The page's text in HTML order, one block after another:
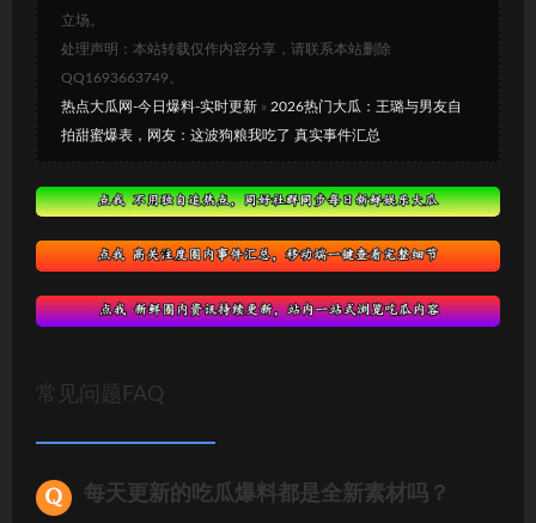
立场。
处理声明：本站转载仅作内容分享，请联系本站删除
QQ1693663749。
热点大瓜网-今日爆料-实时更新 » 2026热门大瓜：王璐与男友自
拍甜蜜爆表，网友：这波狗粮我吃了 真实事件汇总
常见问题FAQ
每天更新的吃瓜爆料都是全新素材吗？